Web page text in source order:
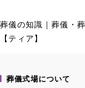
葬儀の知識｜葬儀・
【ティア】
葬儀式場について